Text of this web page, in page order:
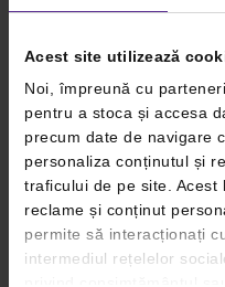
Acest site utilizează
Noi, împreună cu
pentru a stoca și accesa
precum date de navigare
personaliza conținutul și
traficului de pe site. Acest
reclame și conținut
permite să interacționați
intermediul rețelelor